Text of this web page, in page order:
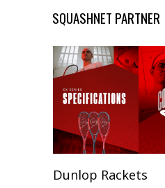
SQUASHNET PARTNER
Dunlop Rackets